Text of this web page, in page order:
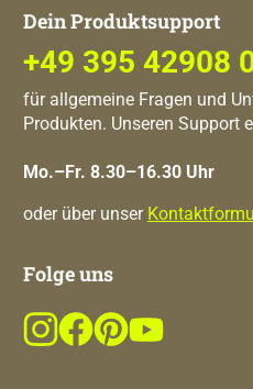
Dein Produktsupport
+49 395 42908
für allgemeine Fragen und
Produkten. Unseren Support
Mo.–Fr. 8.30–16.30 Uhr
oder über unser
Folge uns